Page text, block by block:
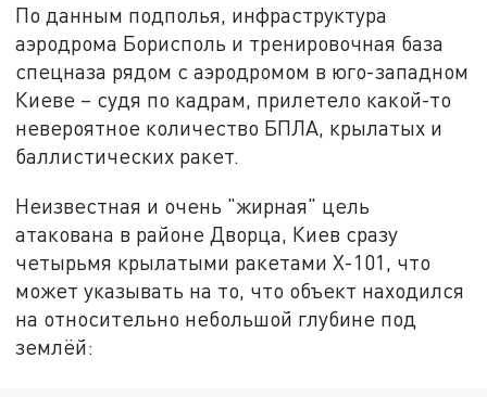
По данным подполья, инфраструктура
аэродрома Борисполь и тренировочная база
спецназа рядом с аэродромом в юго-западном
Киеве – судя по кадрам, прилетело какой-то
невероятное количество БПЛА, крылатых и
баллистических ракет.
Неизвестная и очень "жирная" цель
атакована в районе Дворца, Киев сразу
четырьмя крылатыми ракетами Х-101, что
может указывать на то, что объект находился
на относительно небольшой глубине под
землёй: